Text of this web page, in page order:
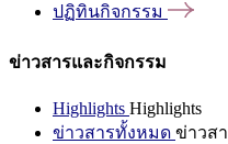
ปฏิทินกิจกรรม
ข่าวสารและกิจกรรม
Highlights Highlights
ข่าวสารทั้งหมด ข่าวส